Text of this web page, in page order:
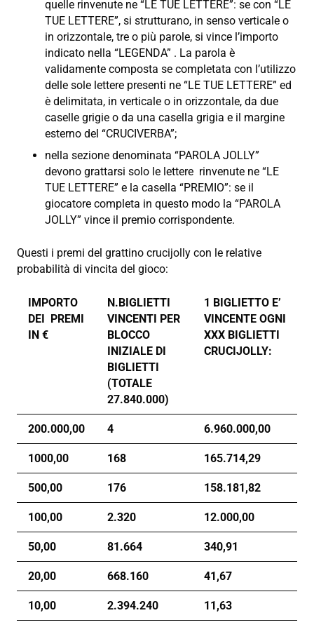
quelle rinvenute ne “LE TUE LETTERE”: se con “LE
TUE LETTERE”, si strutturano, in senso verticale o
in orizzontale, tre o più parole, si vince l’importo
indicato nella “LEGENDA” . La parola è
validamente composta se completata con l’utilizzo
delle sole lettere presenti ne “LE TUE LETTERE” ed
è delimitata, in verticale o in orizzontale, da due
caselle grigie o da una casella grigia e il margine
esterno del “CRUCIVERBA”;
nella sezione denominata “PAROLA JOLLY”
devono grattarsi solo le lettere rinvenute ne “LE
TUE LETTERE” e la casella “PREMIO”: se il
giocatore completa in questo modo la “PAROLA
JOLLY” vince il premio corrispondente.
Questi i premi del grattino crucijolly con le relative
probabilità di vincita del gioco:
IMPORTO
DEI PREMI
IN €
N.BIGLIETTI
VINCENTI PER
BLOCCO
INIZIALE DI
BIGLIETTI
(TOTALE
27.840.000)
1 BIGLIETTO E’
VINCENTE OGNI
XXX BIGLIETTI
CRUCIJOLLY:
200.000,00 4 6.960.000,00
1000,00 168 165.714,29
500,00 176 158.181,82
100,00 2.320 12.000,00
50,00 81.664 340,91
20,00 668.160 41,67
10,00 2.394.240 11,63